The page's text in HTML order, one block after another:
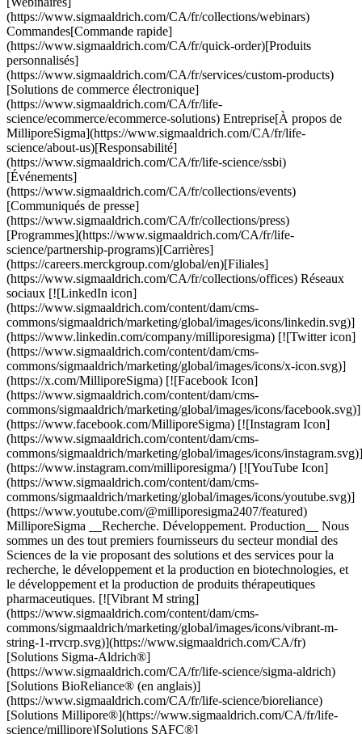
(https://www.sigmaaldrich.com/CA/fr/collections/webinars)
Commandes[Commande rapide]
(https://www.sigmaaldrich.com/CA/fr/quick-order)[Produits
personnalisés]
(https://www.sigmaaldrich.com/CA/fr/services/custom-products)
[Solutions de commerce électronique]
(https://www.sigmaaldrich.com/CA/fr/life-
science/ecommerce/ecommerce-solutions) Entreprise[À propos de
MilliporeSigma](https://www.sigmaaldrich.com/CA/fr/life-
science/about-us)[Responsabilité]
(https://www.sigmaaldrich.com/CA/fr/life-science/ssbi)
[Événements]
(https://www.sigmaaldrich.com/CA/fr/collections/events)
[Communiqués de presse]
(https://www.sigmaaldrich.com/CA/fr/collections/press)
[Programmes](https://www.sigmaaldrich.com/CA/fr/life-
science/partnership-programs)[Carrières]
(https://careers.merckgroup.com/global/en)[Filiales]
(https://www.sigmaaldrich.com/CA/fr/collections/offices) Réseaux
sociaux [![LinkedIn icon]
(https://www.sigmaaldrich.com/content/dam/cms-
commons/sigmaaldrich/marketing/global/images/icons/linkedin.svg)]
(https://www.linkedin.com/company/milliporesigma) [![Twitter icon]
(https://www.sigmaaldrich.com/content/dam/cms-
commons/sigmaaldrich/marketing/global/images/icons/x-icon.svg)]
(https://x.com/MilliporeSigma) [![Facebook Icon]
(https://www.sigmaaldrich.com/content/dam/cms-
commons/sigmaaldrich/marketing/global/images/icons/facebook.svg)]
(https://www.facebook.com/MilliporeSigma) [![Instagram Icon]
(https://www.sigmaaldrich.com/content/dam/cms-
commons/sigmaaldrich/marketing/global/images/icons/instagram.svg)]
(https://www.instagram.com/milliporesigma/) [![YouTube Icon]
(https://www.sigmaaldrich.com/content/dam/cms-
commons/sigmaaldrich/marketing/global/images/icons/youtube.svg)]
(https://www.youtube.com/@milliporesigma2407/featured)
MilliporeSigma __Recherche. Développement. Production__ Nous
sommes un des tout premiers fournisseurs du secteur mondial des
Sciences de la vie proposant des solutions et des services pour la
recherche, le développement et la production en biotechnologies, et
le développement et la production de produits thérapeutiques
pharmaceutiques. [![Vibrant M string]
(https://www.sigmaaldrich.com/content/dam/cms-
commons/sigmaaldrich/marketing/global/images/icons/vibrant-m-
string-1-rrvcrp.svg)](https://www.sigmaaldrich.com/CA/fr)
[Solutions Sigma-Aldrich®]
(https://www.sigmaaldrich.com/CA/fr/life-science/sigma-aldrich)
[Solutions BioReliance® (en anglais)]
(https://www.sigmaaldrich.com/CA/fr/life-science/bioreliance)
[Solutions Millipore®](https://www.sigmaaldrich.com/CA/fr/life-
science/millipore)[Solutions SAFC®]